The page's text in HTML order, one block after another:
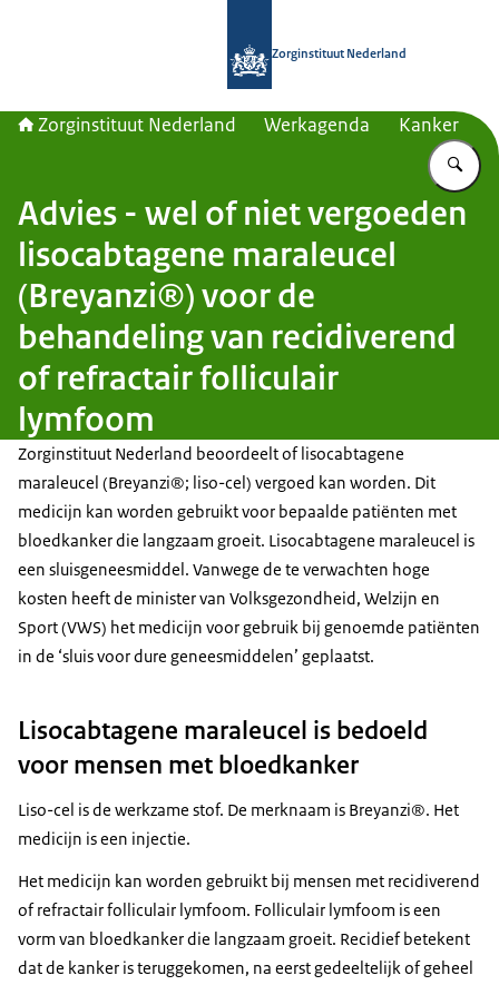
Zorginstituut Nederland
Zorginstituut Nederland Werkagenda Kanker
Advies - wel of niet vergoeden
lisocabtagene maraleucel
(Breyanzi®) voor de
behandeling van recidiverend
of refractair folliculair
lymfoom
Zorginstituut Nederland beoordeelt of lisocabtagene
maraleucel (Breyanzi®; liso-cel) vergoed kan worden. Dit
medicijn kan worden gebruikt voor bepaalde patiënten met
bloedkanker die langzaam groeit. Lisocabtagene maraleucel is
een sluisgeneesmiddel. Vanwege de te verwachten hoge
kosten heeft de minister van Volksgezondheid, Welzijn en
Sport (VWS) het medicijn voor gebruik bij genoemde patiënten
in de ‘sluis voor dure geneesmiddelen’ geplaatst.
Lisocabtagene maraleucel is bedoeld
voor mensen met bloedkanker
Liso-cel is de werkzame stof. De merknaam is Breyanzi®. Het
medicijn is een injectie.
Het medicijn kan worden gebruikt bij mensen met recidiverend
of refractair folliculair lymfoom. Folliculair lymfoom is een
vorm van bloedkanker die langzaam groeit. Recidief betekent
dat de kanker is teruggekomen, na eerst gedeeltelijk of geheel